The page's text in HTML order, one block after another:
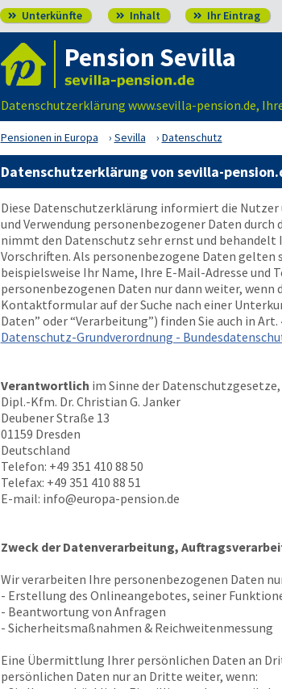
 Unterkünfte  Inhalt  Ihr Eintrag
Pension Sevilla
Datenschutzerklärung www.sevilla-pension.de,
Pensionen in Europa Sevilla Datenschutz
Datenschutzerklärung von sevilla-
Diese Datenschutzerklärung informiert die Nutzer
und Verwendung personenbezogener Daten
nimmt den Datenschutz sehr ernst und
Vorschriften. Als personenbezogene Daten
beispielsweise Ihr Name, Ihre E-Mail-Adresse
personenbezogenen Daten nur dann weiter, wenn
Kontaktformular auf der Suche nach einer
Daten” oder “Verarbeitung”) finden Sie auch in
Datenschutz-Grundverordnung -
Verantwortlich im Sinne der
Dipl.-Kfm. Dr. Christian G. Janker
Deubener Straße 13
01159 Dresden
Deutschland
Telefon: +49 351 410 88 50
Telefax: +49 351 410 88 51
E-mail: info@europa-pension.de
Zweck der Datenverarbeitung,
Wir verarbeiten Ihre personenbezogenen Daten
- Erstellung des Onlineangebotes, seiner
- Beantwortung von Anfragen
- Sicherheitsmaßnahmen & Reichweitenmessung
Eine Übermittlung Ihrer persönlichen Daten an
persönlichen Daten nur an Dritte weiter, wenn: